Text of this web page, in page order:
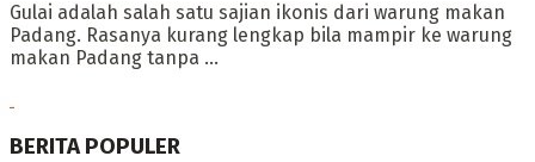
Gulai adalah salah satu sajian ikonis dari warung makan
Padang. Rasanya kurang lengkap bila mampir ke warung
makan Padang tanpa ...
BERITA POPULER